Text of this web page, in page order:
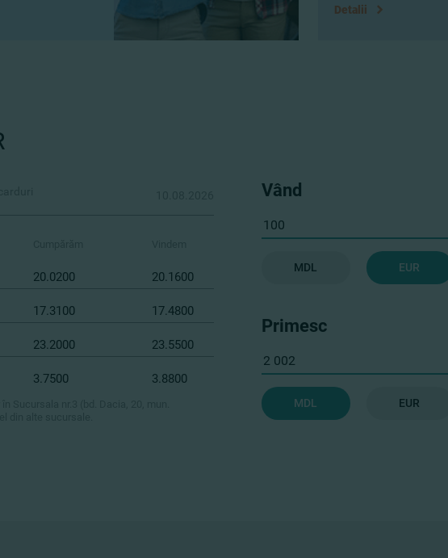
Detalii
20.0200 20.1600
17.3100 17.4800
23.2000 23.5500
3.7500 3.8800
Vând
MDL EUR
Primesc
MDL EUR